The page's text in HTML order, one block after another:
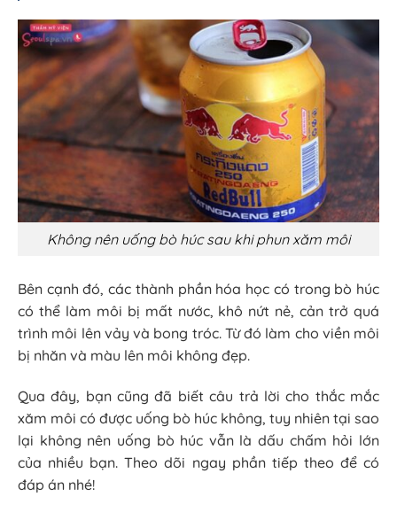
Không nên uống bò húc sau khi phun xăm môi
Bên cạnh đó, các thành phần hóa học có trong bò húc
có thể làm môi bị mất nước, khô nứt nẻ, cản trở quá
trình môi lên vảy và bong tróc. Từ đó làm cho viền môi
bị nhăn và màu lên môi không đẹp.
Qua đây, bạn cũng đã biết câu trả lời cho thắc mắc
xăm môi có được uống bò húc không, tuy nhiên tại sao
lại không nên uống bò húc vẫn là dấu chấm hỏi lớn
của nhiều bạn. Theo dõi ngay phần tiếp theo để có
đáp án nhé!